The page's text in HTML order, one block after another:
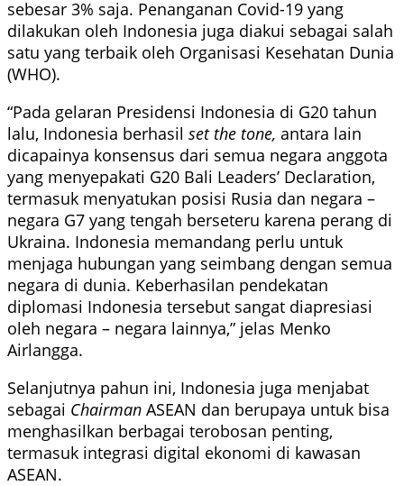
sebesar 3% saja. Penanganan Covid-19 yang
dilakukan oleh Indonesia juga diakui sebagai salah
satu yang terbaik oleh Organisasi Kesehatan Dunia
(WHO).
“Pada gelaran Presidensi Indonesia di G20 tahun
lalu, Indonesia berhasil set the tone, antara lain
dicapainya konsensus dari semua negara anggota
yang menyepakati G20 Bali Leaders’ Declaration,
termasuk menyatukan posisi Rusia dan negara –
negara G7 yang tengah berseteru karena perang di
Ukraina. Indonesia memandang perlu untuk
menjaga hubungan yang seimbang dengan semua
negara di dunia. Keberhasilan pendekatan
diplomasi Indonesia tersebut sangat diapresiasi
oleh negara – negara lainnya,” jelas Menko
Airlangga.
Selanjutnya pahun ini, Indonesia juga menjabat
sebagai Chairman ASEAN dan berupaya untuk bisa
menghasilkan berbagai terobosan penting,
termasuk integrasi digital ekonomi di kawasan
ASEAN.